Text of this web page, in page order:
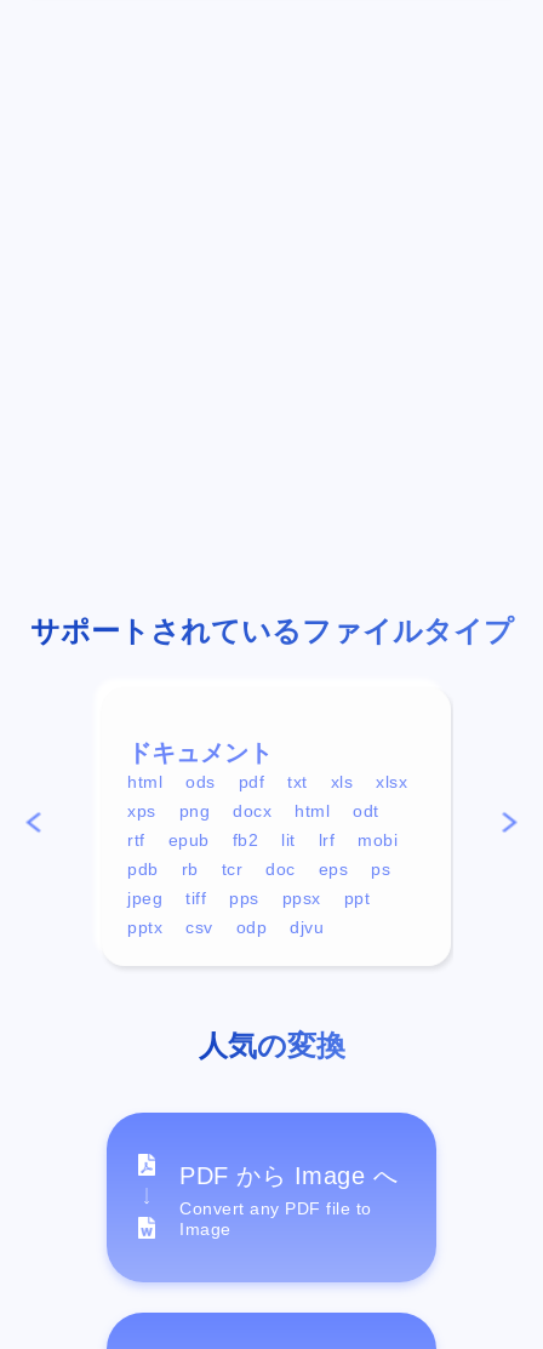
サポートされているファイルタイプ
ドキュメント
html ods pdf txt xls
xlsx
xps
png docx html
odt
rtf
epub fb2 lit lrf
mobi
pdb
rb tcr doc eps
ps
jpeg
tiff pps ppsx
ppt
pptx
csv odp djvu
mp4
人気の変換
PDF から Image へ
Convert any PDF file to
Image